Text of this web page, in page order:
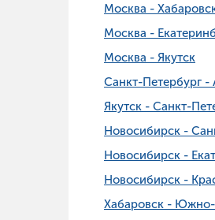
Москва -
Москва -
Москва - Якутск
Санкт-Петербург -
Якутск - Санкт-
Новосибирск -
Новосибирск -
Новосибирск -
Хабаровск - Южно-